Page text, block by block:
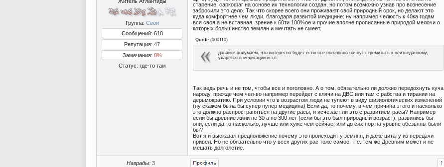
Группа: Свои
Сообщений: 618
Репутация: 47
Замечания: 0%
Статус: где-то там
старение, саркофаг на основе их технологии создан, но потом возможно узнав про вознесение
забросили это дело. Так что скорее всего они проживают свой природный срок, но делают это
куда комфортнее чем люди, благодаря развитой медицине: ну например челюсть к 40ка годам
вся своя а не вставная, зрение к 60ти 100%ое и прочие вполне прописанные природой мелочи о
которых большинство землян и мечтать не смеет.
Quote (000110)
давайте подумаем, что интересно будет если все поголовно начнут стремиться к неизведанному,
ударятся в медитации и т.п.
Так ведь речь и не том, чтобы все и поголовно. А о том, обязательно ли должно передохнуть куча
народу, прежде чем чел-во например перейдет с клячи на ДВС или там с рабства и тирании на
дерьмократию. При условии что в возрастом люди не тупеют в виду физиологических изменений
(ну скажем была бы супер пупер медицина) Если да, то почему, в чем причина этого и насколько
это должно распространяться на другие расы, и исчезает ли это с развитием расы? Например
если бы древние жили не 30 а по 300 лет (если бы это был природный возраст), развились бы
они, если да то насколько, лучше или хуже чем сейчас, или до сих пор на уровне обезьяны были
бы?
Вот я и высказал предположение почему это происходит у землян, и даже цитату из передачи
привел. Но не обязательно что у всех других рас тоже самое. Т.е. тем же Древним может и не
мешать долголетие.
Награды: 3